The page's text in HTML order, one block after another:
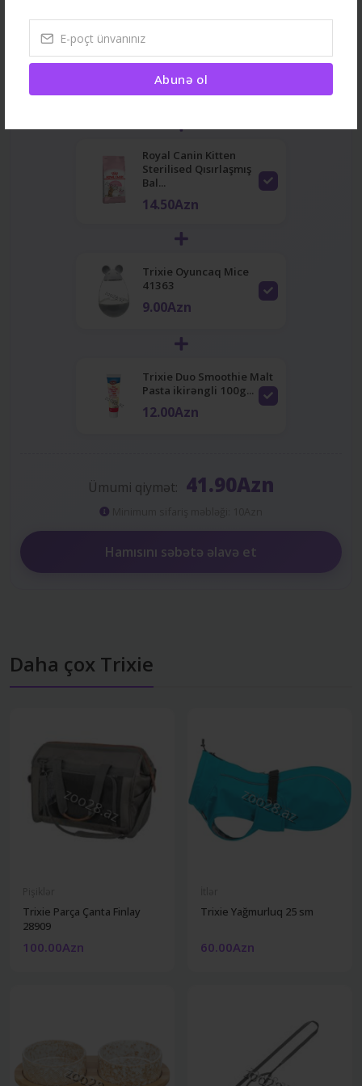
Abunə ol
Bu məhsul
Vitamins 100 gr
6.40Azn
Royal Canin Kitten
Sterilised Qısırlaşmış
Bal...
14.50Azn
Trixie Oyuncaq Mice
41363
9.00Azn
Trixie Duo Smoothie Malt
Pasta ikirəngli 100g...
12.00Azn
Ümumi qiymət: 41.90Azn
Hamısını səbətə əlavə et
Daha çox Trixie
Trixie Parça Çanta Finlay
28909
100.00Azn
Trixie Yağmurluq 25 sm
60.00Azn